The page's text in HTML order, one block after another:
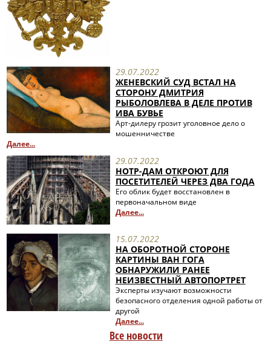
29.07.2022
ЖЕНЕВСКИЙ СУД ВСТАЛ НА
СТОРОНУ ДМИТРИЯ
РЫБОЛОВЛЕВА В ДЕЛЕ ПРОТИВ
ИВА БУВЬЕ
Арт-дилеру грозит уголовное дело о
мошенничестве
Далее...
29.07.2022
НОТР-ДАМ ОТКРОЮТ ДЛЯ
ПОСЕТИТЕЛЕЙ ЧЕРЕЗ ДВА ГОДА
Его облик будет восстановлен в
первоначальном виде
Далее...
15.07.2022
НА ОБОРОТНОЙ СТОРОНЕ
КАРТИНЫ ВАН ГОГА
ОБНАРУЖИЛИ РАНЕЕ
НЕИЗВЕСТНЫЙ АВТОПОРТРЕТ
Эксперты изучают возможности
безопасного отделения одной работы от
другой
Далее...
Все новости